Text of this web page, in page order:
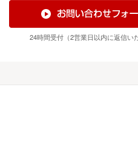
24時間受付（2営業日以内に返信い